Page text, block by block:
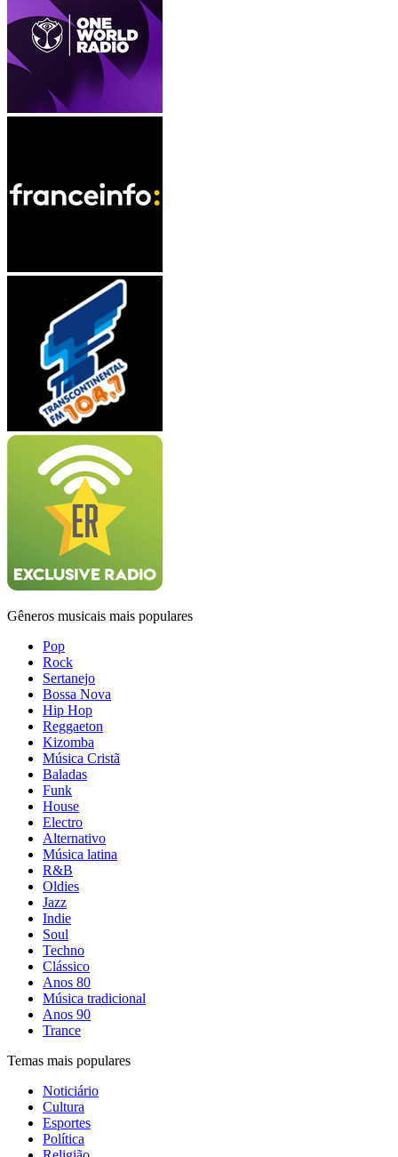
Gêneros musicais mais populares
Pop
Rock
Sertanejo
Bossa Nova
Hip Hop
Reggaeton
Kizomba
Música Cristã
Baladas
Funk
House
Electro
Alternativo
Música latina
R&B
Oldies
Jazz
Indie
Soul
Techno
Clássico
Anos 80
Música tradicional
Anos 90
Trance
Temas mais populares
Noticiário
Cultura
Esportes
Política